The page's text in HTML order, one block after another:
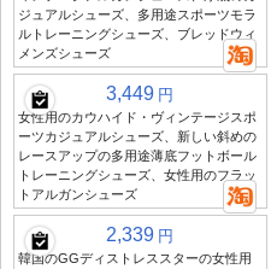
ジュアルシューズ、多用途スポーツモラ
ルトレーニングシューズ、ブレッドウィ
メンズシューズ
3,449 円
女性用のカウハイド・ヴィンテージスポ
ーツカジュアルシューズ、新しい斜めの
レースアップの多用途薄底フットボール
トレーニングシューズ、女性用のフラッ
トアルガンシューズ
2,339 円
韓国のGGディストレススターの女性用